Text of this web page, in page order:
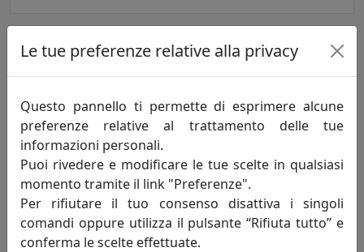
TAVOLINO ROUND 1 ROTONDO D40 OUTDOOR ECT05040-01
BIANCO
MemeDesign
Le tue preferenze relative alla privacy
Questo pannello ti permette di esprimere alcune
preferenze relative al trattamento delle tue
informazioni personali.
Puoi rivedere e modificare le tue scelte in qualsiasi
momento tramite il link "Preferenze".
Per rifiutare il tuo consenso disattiva i singoli
comandi oppure utilizza il pulsante “Rifiuta tutto” e
conferma le scelte effettuate.